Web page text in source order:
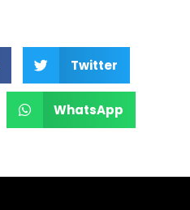
Twitter
WhatsApp